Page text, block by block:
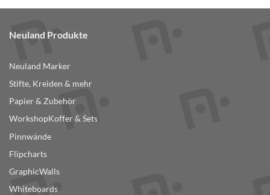
Neuland Produkte
Neuland Marker
Stifte, Kreiden & mehr
Papier & Zubehör
WorkshopKoffer & Sets
Pinnwände
Flipcharts
GraphicWalls
Whiteboards